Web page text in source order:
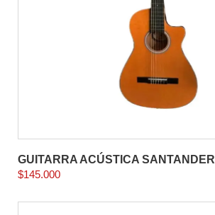
GUITARRA ACÚSTICA SANTANDER
$145.000